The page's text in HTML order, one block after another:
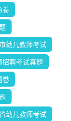
卷
幼儿教师考试
招聘考试真题
卷
幼儿教师考试